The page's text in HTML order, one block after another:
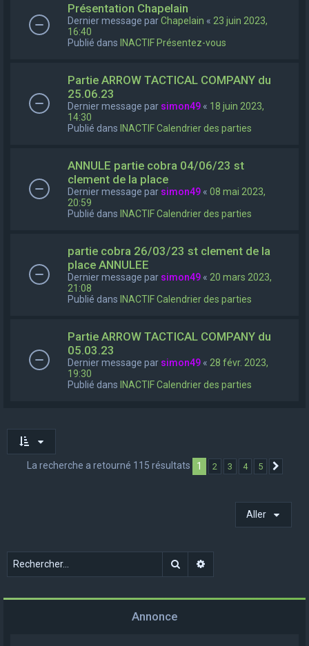
Présentation Chapelain
Dernier message parChapelain « 23 juin 2023,
16:40
Publié dans INACTIF Présentez-vous
Partie ARROW TACTICAL COMPANY du
25.06.23
Dernier message par simon49 « 18 juin 2023,
14:30
Publié dans INACTIF Calendrier des parties
ANNULE partie cobra 04/06/23 st
clement de la place
Dernier message par simon49 « 08 mai 2023,
20:59
Publié dans INACTIF Calendrier des parties
partie cobra 26/03/23 st clement de la
place ANNULEE
Dernier message par simon49 « 20 mars 2023,
21:08
Publié dans INACTIF Calendrier des parties
Partie ARROW TACTICAL COMPANY du
05.03.23
Dernier message par simon49 « 28 févr. 2023,
19:30
Publié dans INACTIF Calendrier des parties
La recherche a retourné 115 résultats 1 2 3 4 5
Aller
Rechercher
Annonce